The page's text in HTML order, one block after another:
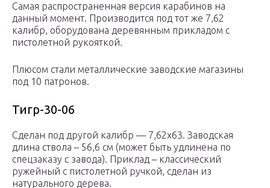
Самая распространенная версия карабинов на
данный момент. Производится под тот же 7,62
калибр, оборудована деревянным прикладом с
пистолетной рукояткой.
Плюсом стали металлические заводские магазины
под 10 патронов.
Тигр-30-06
Сделан под другой калибр — 7,62х63. Заводская
длина ствола – 56,6 см (может быть удлинена по
спецзаказу с завода). Приклад – классический
ружейный с пистолетной ручкой, сделан из
натурального дерева.